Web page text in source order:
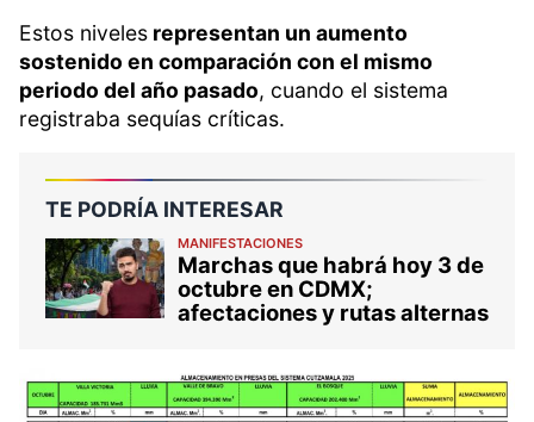
Estos niveles representan un aumento
sostenido en comparación con el mismo
periodo del año pasado, cuando el sistema
registraba sequías críticas.
TE PODRÍA INTERESAR
MANIFESTACIONES
Marchas que habrá hoy 3 de
octubre en CDMX;
afectaciones y rutas alternas